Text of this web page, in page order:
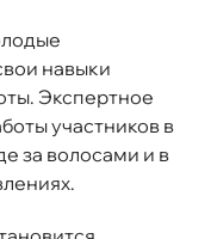
навыки
Экспертное
участников в
за волосами и в